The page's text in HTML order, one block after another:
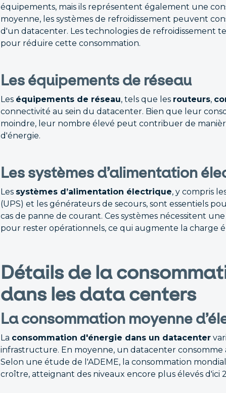
équipements, mais ils représentent également une
moyenne, les systèmes de refroidissement peuvent
d'un datacenter. Les technologies de refroidissement
pour réduire cette consommation.
Les équipements de réseau
Les équipements de réseau, tels que les routeurs,
connectivité au sein du datacenter. Bien que leur
moindre, leur nombre élevé peut contribuer de
d'énergie.
Les systèmes d’alimentation
Les systèmes d’alimentation électrique, y compris
(UPS) et les générateurs de secours, sont essentiels
cas de panne de courant. Ces systèmes nécessitent
pour rester opérationnels, ce qui augmente la charge
Détails de la
dans les data centers
La consommation moyenne
La consommation d'énergie dans un datacenter
infrastructure. En moyenne, un datacenter
Selon une étude de l'ADEME, la consommation
croître, atteignant des niveaux encore plus élevés d'ici